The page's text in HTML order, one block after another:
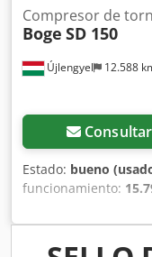
Újlengyel 12.588
Compresor de
Boge SD 150
Consultar
Estado: bueno
funcionamiento:
18,4 m3/h Potencia
compresor: 400 V /
de red del secador: